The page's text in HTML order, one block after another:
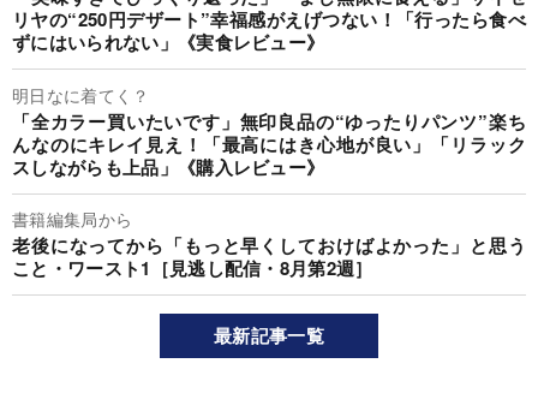
リヤの“250円デザート”幸福感がえげつない！「行ったら食べ
ずにはいられない」《実食レビュー》
明日なに着てく？
「全カラー買いたいです」無印良品の“ゆったりパンツ”楽ち
んなのにキレイ見え！「最高にはき心地が良い」「リラック
スしながらも上品」《購入レビュー》
書籍編集局から
老後になってから「もっと早くしておけばよかった」と思う
こと・ワースト1［見逃し配信・8月第2週］
最新記事一覧